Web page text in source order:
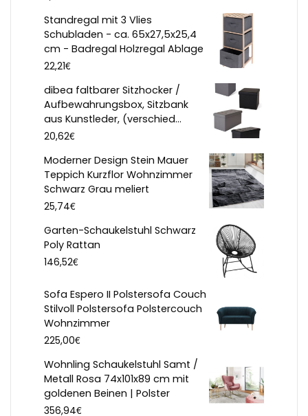
Standregal mit 3 Vlies
Schubladen - ca. 65x27,5x25,4
cm - Badregal Holzregal Ablage
22,21€
dibea faltbarer Sitzhocker /
Aufbewahrungsbox, Sitzbank
aus Kunstleder, (verschied...
20,62€
Moderner Design Stein Mauer
Teppich Kurzflor Wohnzimmer
Schwarz Grau meliert
25,74€
Garten-Schaukelstuhl Schwarz
Poly Rattan
146,52€
Sofa Espero II Polstersofa Couch
Stilvoll Polstersofa Polstercouch
Wohnzimmer
225,00€
Wohnling Schaukelstuhl Samt /
Metall Rosa 74x101x89 cm mit
goldenen Beinen | Polster
356,94€